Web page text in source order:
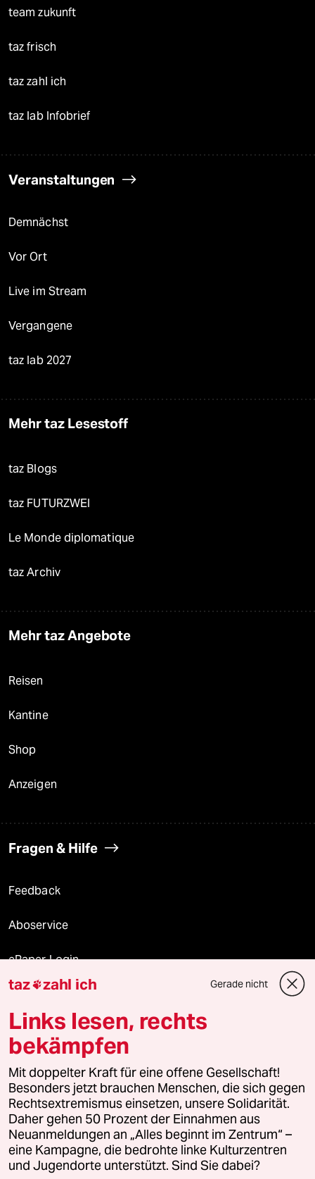
team zukunft
taz frisch
taz zahl ich
taz lab Infobrief
Veranstaltungen
Demnächst
Vor Ort
Live im Stream
Vergangene
taz lab 2027
Mehr taz Lesestoff
taz Blogs
taz FUTURZWEI
Le Monde diplomatique
taz Archiv
Mehr taz Angebote
Reisen
Kantine
Shop
Anzeigen
Fragen & Hilfe
Feedback
Aboservice
ePaper Login
Downloads für Abonnierende
© 2026 taz Verlags und Vertriebs GmbH
Alle Rechte vorbehalten. Bei rechtlichen Fragen oder für Genehmigungen
wenden Sie sich bitte an
lizenzen@taz.de
Feedback Redaktionsstatut Kommune-Richtlinien
Leitlinie Informant Datenschutz Impressum AGB
taz zahl ich Gerade nicht
Links lesen, rechts
bekämpfen
Mit doppelter Kraft für eine offene Gesellschaft!
Besonders jetzt brauchen Menschen, die sich gegen
Rechtsextremismus einsetzen, unsere Solidarität.
Daher gehen 50 Prozent der Einnahmen aus
Neuanmeldungen an „Alles beginnt im Zentrum“ –
eine Kampagne, die bedrohte linke Kulturzentren
und Jugendorte unterstützt. Sind Sie dabei?